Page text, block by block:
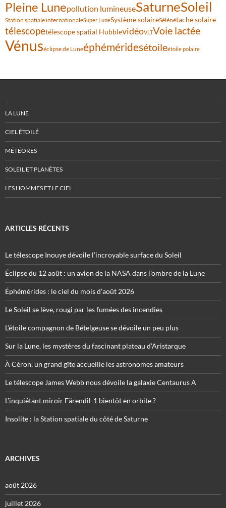
Pleine Lunepollution lumineuseSaturneSoleil
Station spatiale internationaleSuper LuneSystème solaireSélénétache solaire
télescopetélescope spatial HubblevidéoVLTVoie lactée
Vénuséclipse de Luneéphéméridesétoileétoile polaire
LA LUNE
CIEL ÉTOILÉ
MÉTÉORES
SOLEIL ET PLANÈTES
LES HOMMES ET LE CIEL
ARTICLES RÉCENTS
Le télescope Inouye dévoile l’incroyable surface du Soleil
Éclipse du 12 août : un avion de la NASA dans l’ombre de la Lune
Éphémérides : le ciel du mois d’août 2026
Le Soleil se lève, rougi par les fumées des incendies
L’étoile compagnon de Bételgeuse se dévoile un peu plus
Sur la Lune, les mystères du fascinant plateau d’Aristarque
À Céron, un grand gîte accueille les astronomes amateurs
Le télescope James Webb nous dévoile la galaxie Centaurus A
L’inquiétant miroir Eärendil-1 bientôt en orbite ?
Insolite : la Station spatiale du côté de Saturne
ARCHIVES
août 2026
juillet 2026